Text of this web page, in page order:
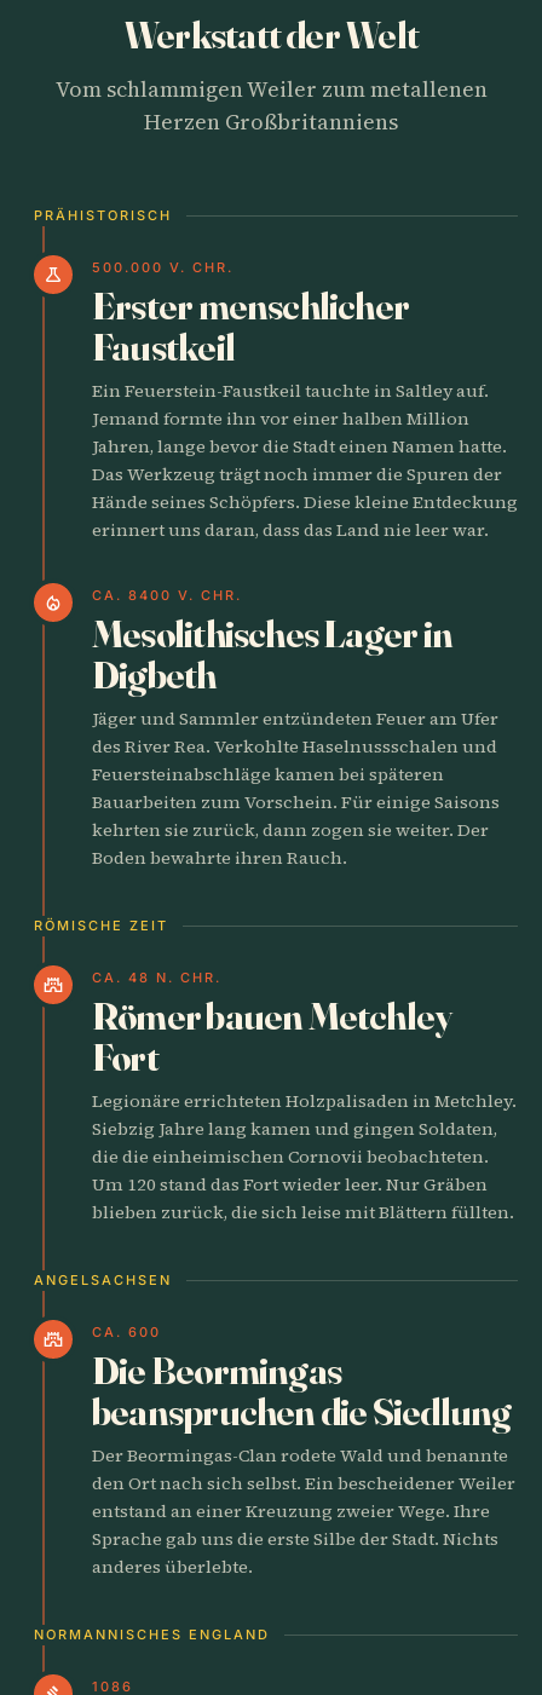
Werkstatt der Welt
Vom schlammigen Weiler zum metallenen
Herzen Großbritanniens
PRÄHISTORISCH
science 500.000 V. CHR.
Erster menschlicher
Faustkeil
Ein Feuerstein-Faustkeil tauchte in Saltley auf.
Jemand formte ihn vor einer halben Million
Jahren, lange bevor die Stadt einen Namen hatte.
Das Werkzeug trägt noch immer die Spuren der
Hände seines Schöpfers. Diese kleine Entdeckung
erinnert uns daran, dass das Land nie leer war.
local_fire_department CA. 8400 V. CHR.
Mesolithisches Lager in
Digbeth
Jäger und Sammler entzündeten Feuer am Ufer
des River Rea. Verkohlte Haselnussschalen und
Feuersteinabschläge kamen bei späteren
Bauarbeiten zum Vorschein. Für einige Saisons
kehrten sie zurück, dann zogen sie weiter. Der
Boden bewahrte ihren Rauch.
RÖMISCHE ZEIT
castle CA. 48 N. CHR.
Römer bauen Metchley
Fort
Legionäre errichteten Holzpalisaden in Metchley.
Siebzig Jahre lang kamen und gingen Soldaten,
die die einheimischen Cornovii beobachteten.
Um 120 stand das Fort wieder leer. Nur Gräben
blieben zurück, die sich leise mit Blättern füllten.
ANGELSACHSEN
castle CA. 600
Die Beormingas
beanspruchen die Siedlung
Der Beormingas-Clan rodete Wald und benannte
den Ort nach sich selbst. Ein bescheidener Weiler
entstand an einer Kreuzung zweier Wege. Ihre
Sprache gab uns die erste Silbe der Stadt. Nichts
anderes überlebte.
NORMANNISCHES ENGLAND
1086